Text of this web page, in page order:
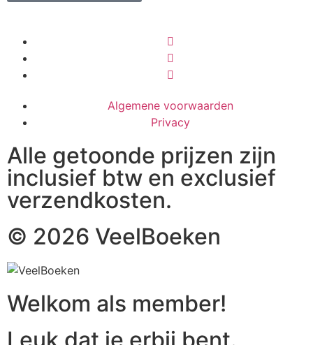
Algemene voorwaarden
Privacy
Alle getoonde prijzen zijn
inclusief btw en exclusief
verzendkosten.
© 2026 VeelBoeken
Welkom als member!